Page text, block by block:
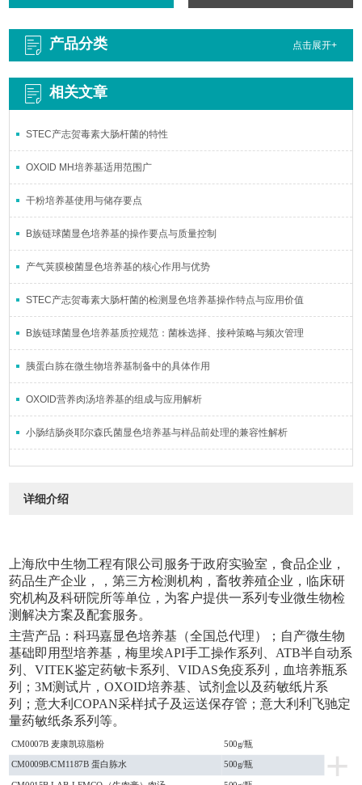
产品分类 点击展开+
相关文章
STEC产志贺毒素大肠杆菌的特性
OXOID MH培养基适用范围广
干粉培养基使用与储存要点
B族链球菌显色培养基的操作要点与质量控制
产气荚膜梭菌显色培养基的核心作用与优势
STEC产志贺毒素大肠杆菌的检测显色培养基操作特点与应用价值
B族链球菌显色培养基质控规范：菌株选择、接种策略与频次管理
胰蛋白胨在微生物培养基制备中的具体作用
OXOID营养肉汤培养基的组成与应用解析
小肠结肠炎耶尔森氏菌显色培养基与样品前处理的兼容性解析
详细介绍
上海欣中生物工程有限公司 服务于政府实验室，食品企业，
药品生产企业，，第三方检测机构，畜牧养殖企业，临床研
究机构及科研院所等单位，为客户提供一系列专业微生物检
测解决方案及配套服务。
主营产品：科玛嘉显色培养基（全国总代理）；自产微生物
基础即用型培养基，梅里埃API手工操作系列、ATB半自动系
列、VITEK鉴定药敏卡系列、VIDAS免疫系列，血培养瓶系
列；3M测试片，OXOID培养基、试剂盒以及药敏纸片系
列；意大利COPAN采样拭子及运送保存管；意大利利飞驰定
量药敏纸条系列等。
+
CM0007B 麦康凯琼脂粉 500g/瓶
CM0009B/CM1187B 蛋白胨水 500g/瓶